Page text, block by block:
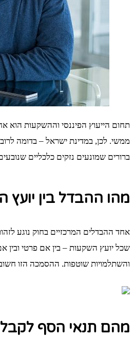
תחום הייעוץ הפיננסי וההשקעות הוא
ממשי. לכן, במדינת ישראל – בדומה
ברורים שמונעים נזקים כלכליים
מהו ההבדל בין יועץ
אחד ההבדלים המרכזיים בחוק נוגע
שכל יועץ השקעות – בין אם פרטי ובין
והשתלמויות שוטפות. ההסמכה הזו
מהם תנאי הסף לקבלת